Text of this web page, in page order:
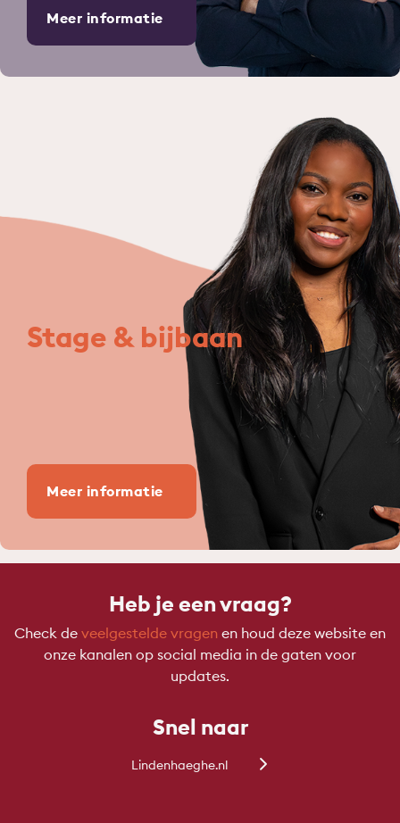
Meer informatie
Stage & bijbaan
Meer informatie
Heb je een vraag?
Check de veelgestelde vragen en houd deze website en
onze kanalen op social media in de gaten voor
updates.
Snel naar
Lindenhaeghe.nl